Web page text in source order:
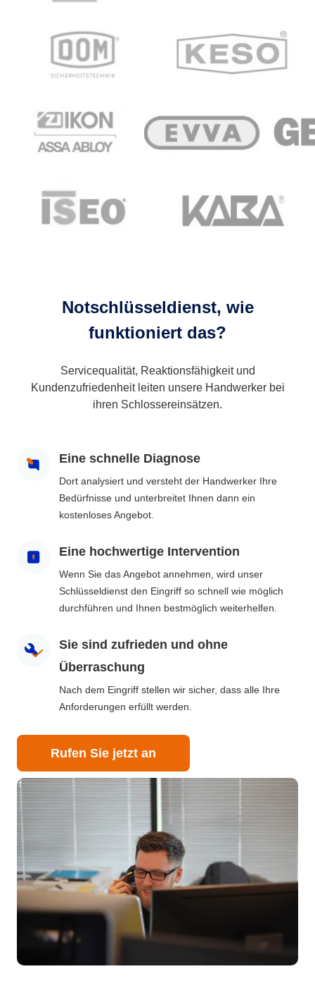
Notschlüsseldienst, wie
funktioniert das?
Servicequalität, Reaktionsfähigkeit und
Kundenzufriedenheit leiten unsere Handwerker bei
ihren Schlossereinsätzen.
Eine schnelle Diagnose
Dort analysiert und versteht der Handwerker Ihre
Bedürfnisse und unterbreitet Ihnen dann ein
kostenloses Angebot.
Eine hochwertige Intervention
Wenn Sie das Angebot annehmen, wird unser
Schlüsseldienst den Eingriff so schnell wie möglich
durchführen und Ihnen bestmöglich weiterhelfen.
Sie sind zufrieden und ohne
Überraschung
Nach dem Eingriff stellen wir sicher, dass alle Ihre
Anforderungen erfüllt werden.
Rufen Sie jetzt an